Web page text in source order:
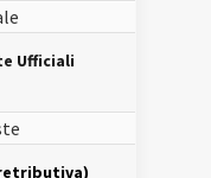
Ufficiali
retributiva)